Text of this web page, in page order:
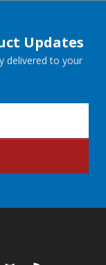
Updates
delivered to your